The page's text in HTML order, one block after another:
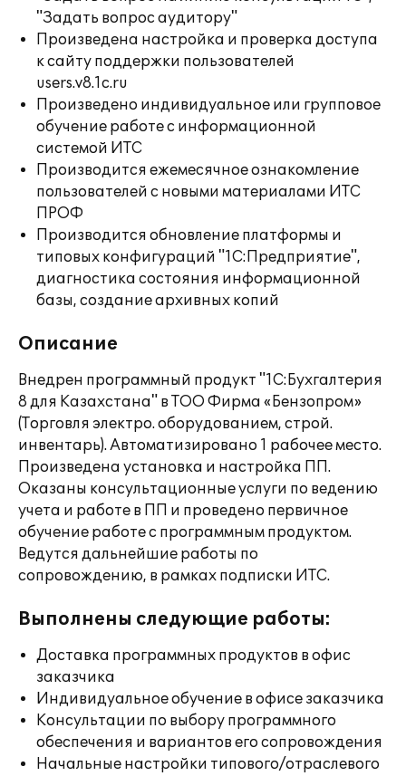
"Задать вопрос аудитору"
Произведена настройка и проверка доступа
к сайту поддержки пользователей
users.v8.1c.ru
Произведено индивидуальное или групповое
обучение работе с информационной
системой ИТС
Производится ежемесячное ознакомление
пользователей с новыми материалами ИТС
ПРОФ
Производится обновление платформы и
типовых конфигураций "1С:Предприятие",
диагностика состояния информационной
базы, создание архивных копий
Описание
Внедрен программный продукт "1С:Бухгалтерия
8 для Казахстана" в ТОО Фирма «Бензопром»
(Торговля электро. оборудованием, строй.
инвентарь). Автоматизировано 1 рабочее место.
Произведена установка и настройка ПП.
Оказаны консультационные услуги по ведению
учета и работе в ПП и проведено первичное
обучение работе с программным продуктом.
Ведутся дальнейшие работы по
сопровождению, в рамках подписки ИТС.
Выполнены следующие работы:
Доставка программных продуктов в офис
заказчика
Индивидуальное обучение в офисе заказчика
Консультации по выбору программного
обеспечения и вариантов его сопровождения
Начальные настройки типового/отраслевого